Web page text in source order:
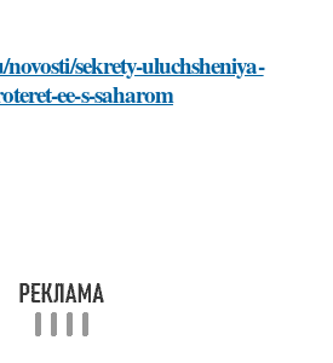
sekrety-uluchsheniya-
ee-s-saharom